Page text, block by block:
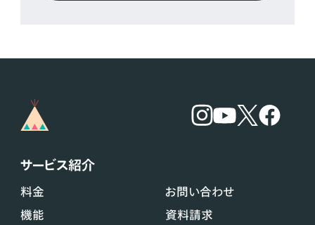
サービス紹介
料金
機能
お問い合わせ
資料請求